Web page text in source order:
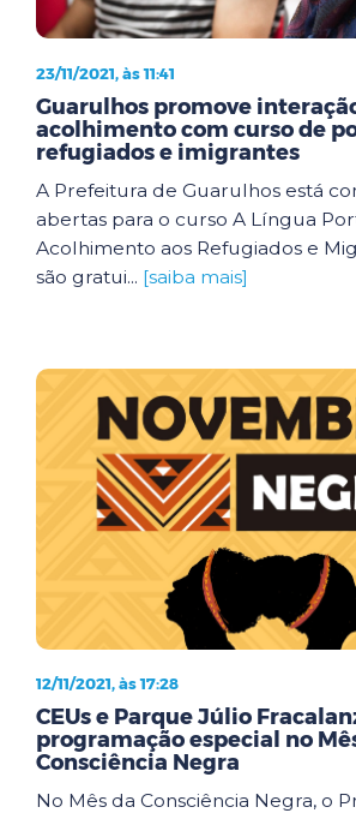
23/11/2021, às 11:41
Guarulhos promove
acolhimento com curso de
refugiados e imigrantes
A Prefeitura de Guarulhos está
abertas para o curso A Língua
Acolhimento aos Refugiados e
são gratui... [saiba mais]
12/11/2021, às 17:28
CEUs e Parque Júlio
programação especial no
Consciência Negra
No Mês da Consciência Negra, o